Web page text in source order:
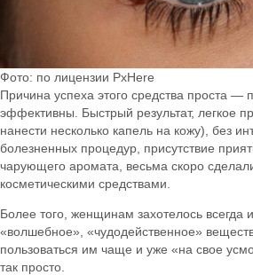
Фото: по лицензии PxHere
Причина успеха этого средства проста —
эффективны. Быстрый результат, легкое
нанести несколько капель на кожу), без
болезненных процедур, присутствие
чарующего аромата, весьма скоро
косметическими средствами.
Более того, женщинам захотелось всегда
«волшебное», «чудодейственное»
пользоваться им чаще и уже «на свое
так просто.